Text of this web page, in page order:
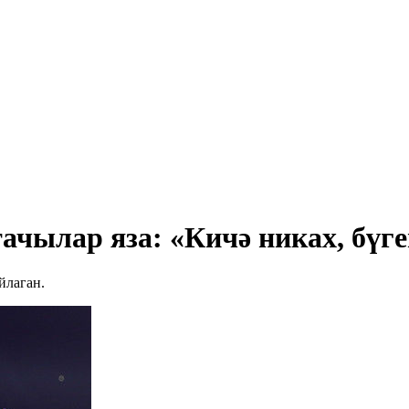
яза: «Кичә никах,